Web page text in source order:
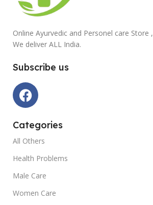
Online Ayurvedic and Personel care Store ,
We deliver ALL India.
Subscribe us
Categories
All Others
Health Problems
Male Care
Women Care